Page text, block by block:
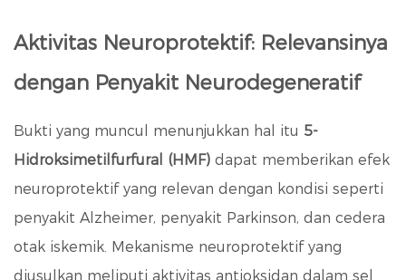
Aktivitas Neuroprotektif: Relevansinya
dengan Penyakit Neurodegeneratif
Bukti yang muncul menunjukkan hal itu 5-
Hidroksimetilfurfural (HMF) dapat memberikan efek
neuroprotektif yang relevan dengan kondisi seperti
penyakit Alzheimer, penyakit Parkinson, dan cedera
otak iskemik. Mekanisme neuroprotektif yang
diusulkan meliputi aktivitas antioksidan dalam sel